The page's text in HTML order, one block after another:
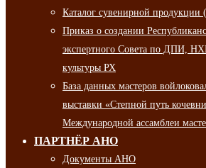
Каталог сувенирной продукции
Приказ о создании
экспертного Совета по ДПИ,
культуры РХ
База данных мастеров
выставки «Степной путь
Международной ассамблеи
ПАРТНЁР АНО
Документы АНО